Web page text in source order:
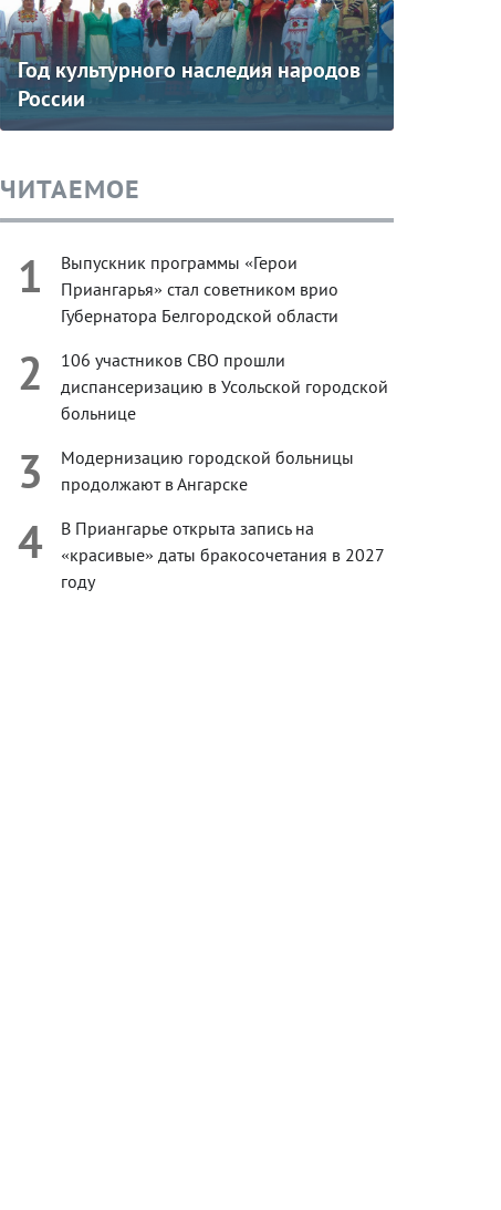
Год культурного наследия народов
России
ЧИТАЕМОЕ
1
Выпускник программы «Герои
Приангарья» стал советником врио
Губернатора Белгородской области
2
106 участников СВО прошли
диспансеризацию в Усольской городской
больнице
3
Модернизацию городской больницы
продолжают в Ангарске
4
В Приангарье открыта запись на
«красивые» даты бракосочетания в 2027
году